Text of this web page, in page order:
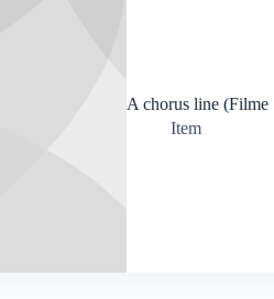
A chorus line (Filme
Item